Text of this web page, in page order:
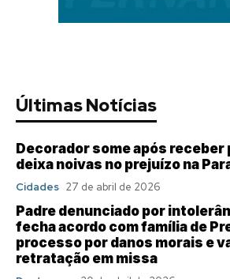
Últimas Notícias
Decorador some após receber
deixa noivas no prejuízo na
Cidades 27 de abril de 2026
Padre denunciado por
fecha acordo com família de
processo por danos morais e
retratação em missa